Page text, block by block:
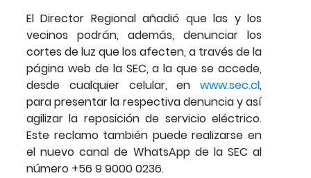
El Director Regional añadió que las y los
vecinos podrán, además, denunciar los
cortes de luz que los afecten, a través de la
página web de la SEC, a la que se accede,
desde cualquier celular, en www.sec.cl,
para presentar la respectiva denuncia y así
agilizar la reposición de servicio eléctrico.
Este reclamo también puede realizarse en
el nuevo canal de WhatsApp de la SEC al
número +56 9 9000 0236.